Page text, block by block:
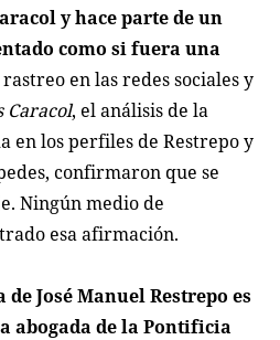
y hace parte de un
como si fuera una
en las redes sociales y
Caracol, el análisis de la
en los perfiles de Restrepo y
confirmaron que se
Ningún medio de
esa afirmación.
José Manuel Restrepo es
abogada de la Pontificia